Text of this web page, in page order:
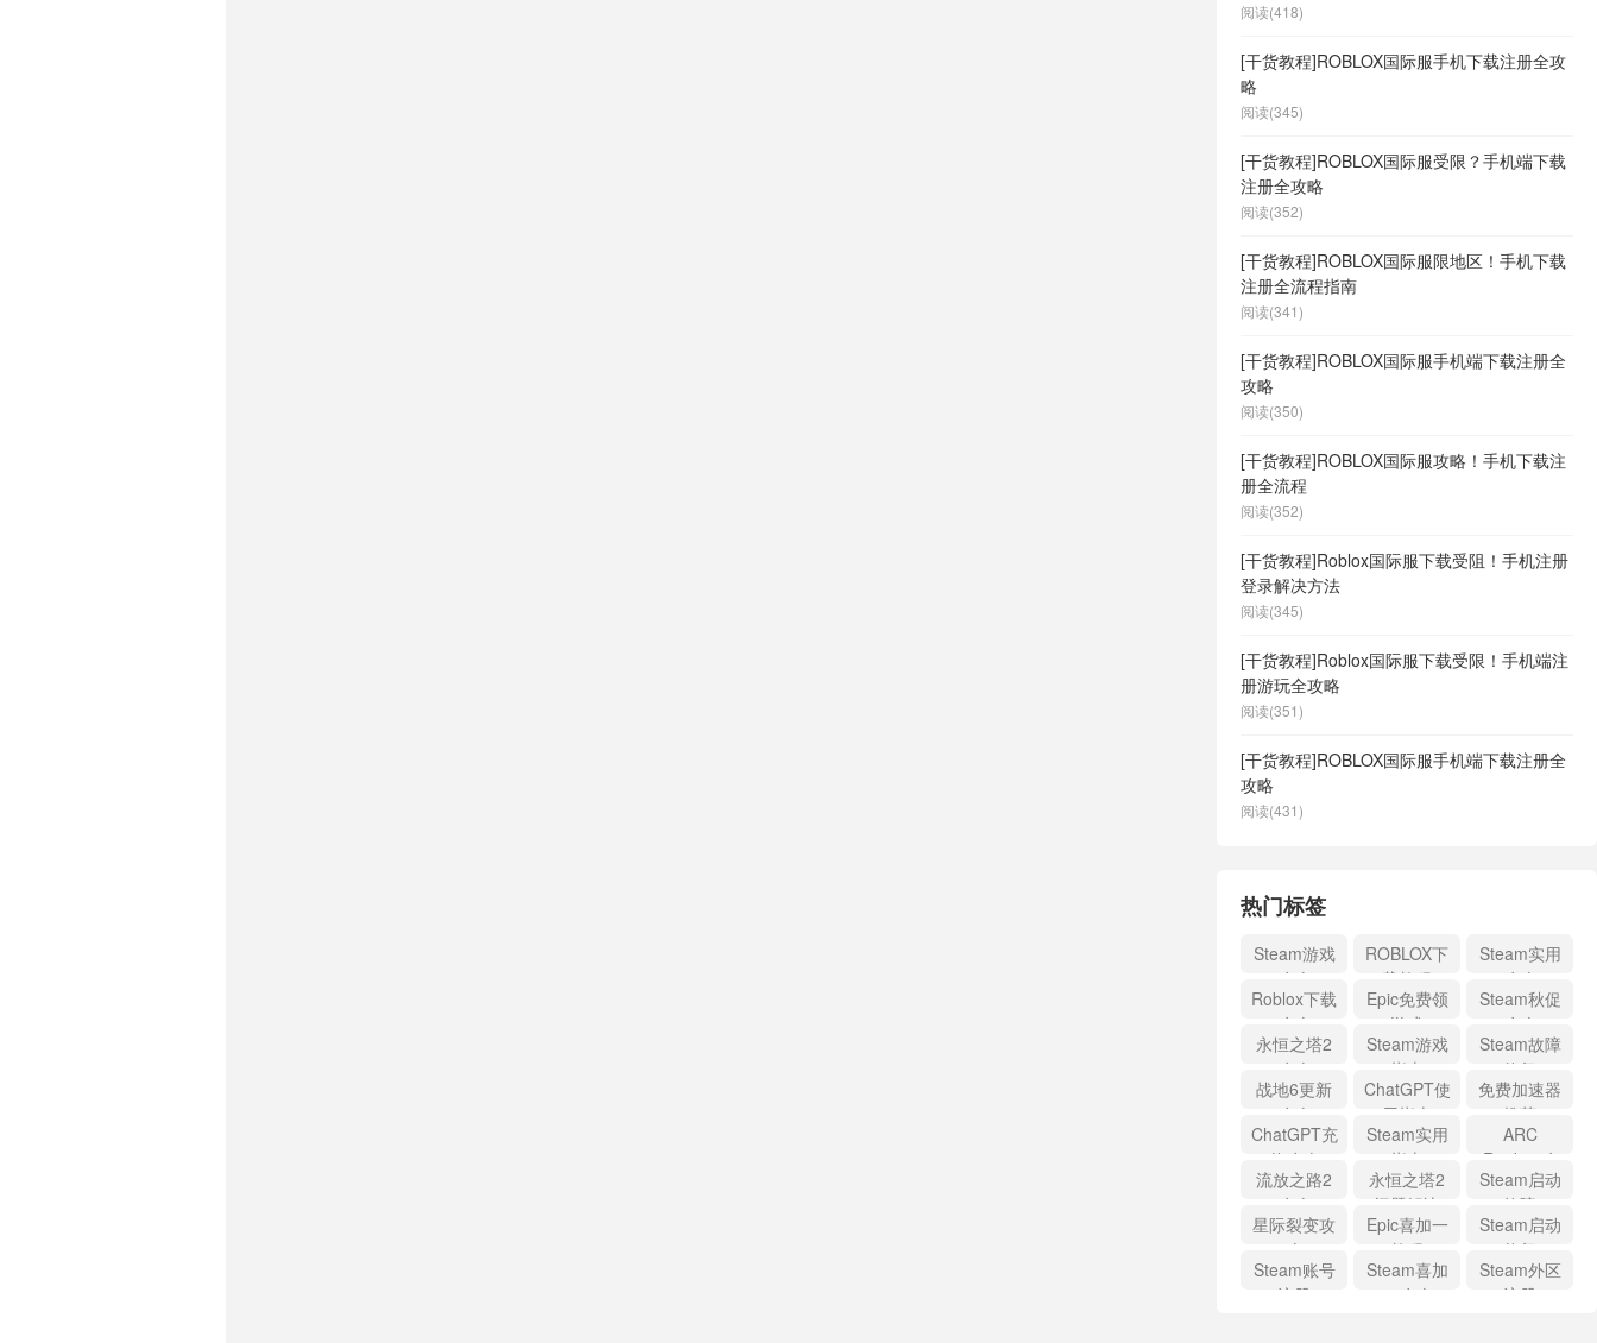
阅读(418)
[干货教程]ROBLOX国际服手机下载注册全攻
略
阅读(345)
[干货教程]ROBLOX国际服受限？手机端下载
注册全攻略
阅读(352)
[干货教程]ROBLOX国际服限地区！手机下载
注册全流程指南
阅读(341)
[干货教程]ROBLOX国际服手机端下载注册全
攻略
阅读(350)
[干货教程]ROBLOX国际服攻略！手机下载注
册全流程
阅读(352)
[干货教程]Roblox国际服下载受阻！手机注册
登录解决方法
阅读(345)
[干货教程]Roblox国际服下载受限！手机端注
册游玩全攻略
阅读(351)
[干货教程]ROBLOX国际服手机端下载注册全
攻略
阅读(431)
热门标签
Steam游戏
攻略
ROBLOX下
载教程
Steam实用
攻略
Roblox下载
攻略
Epic免费领
游戏
Steam秋促
攻略
永恒之塔2
攻略
Steam游戏
指南
Steam故障
修复
战地6更新
攻略
ChatGPT使
用指南
免费加速器
推荐
ChatGPT充
值攻略
Steam实用
指南
ARC
Raiders攻
略
流放之路2
攻略
永恒之塔2
问题解决
Steam启动
故障
星际裂变攻
略
Epic喜加一
教程
Steam启动
修复
Steam账号
注册
Steam喜加
一攻略
Steam外区
注册